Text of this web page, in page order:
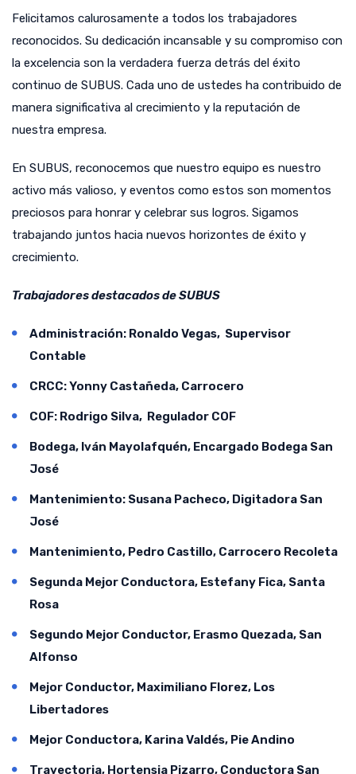
Felicitamos calurosamente a todos los trabajadores
reconocidos. Su dedicación incansable y su compromiso con
la excelencia son la verdadera fuerza detrás del éxito
continuo de SUBUS. Cada uno de ustedes ha contribuido de
manera significativa al crecimiento y la reputación de
nuestra empresa.
En SUBUS, reconocemos que nuestro equipo es nuestro
activo más valioso, y eventos como estos son momentos
preciosos para honrar y celebrar sus logros. Sigamos
trabajando juntos hacia nuevos horizontes de éxito y
crecimiento.
Trabajadores destacados de SUBUS
Administración: Ronaldo Vegas, Supervisor
Contable
CRCC: Yonny Castañeda, Carrocero
COF: Rodrigo Silva, Regulador COF
Bodega, Iván Mayolafquén, Encargado Bodega San
José
Mantenimiento: Susana Pacheco, Digitadora San
José
Mantenimiento, Pedro Castillo, Carrocero Recoleta
Segunda Mejor Conductora, Estefany Fica, Santa
Rosa
Segundo Mejor Conductor, Erasmo Quezada, San
Alfonso
Mejor Conductor, Maximiliano Florez, Los
Libertadores
Mejor Conductora, Karina Valdés, Pie Andino
Trayectoria, Hortensia Pizarro, Conductora San